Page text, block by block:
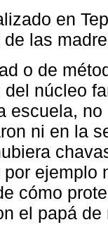
en
las
o de
del núcleo
escuela,
ni en la
por ejemplo
cómo
el papá